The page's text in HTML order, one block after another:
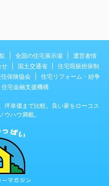
全国の住宅展示場
運営者情
せ 国土交通省
住宅瑕疵担保制
保険協会
住宅リフォーム・紛争
住宅金融支援機構
坪単価まで比較。良い家をローコス
ウハウ満載。